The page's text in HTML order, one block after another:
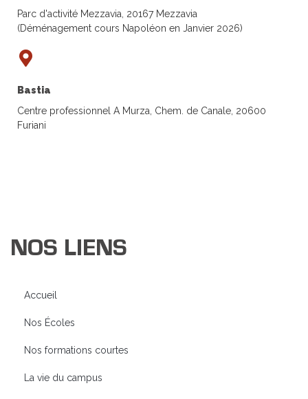
Parc d'activité Mezzavia, 20167 Mezzavia
(Déménagement cours Napoléon en Janvier 2026)
Bastia
Centre professionnel A Murza, Chem. de Canale, 20600
Furiani
NOS LIENS
Accueil
Nos Écoles
Nos formations courtes
La vie du campus